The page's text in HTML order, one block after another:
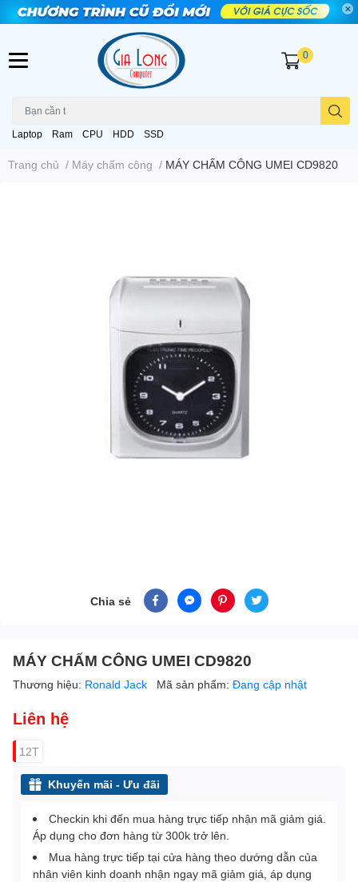
Laptop Ram CPU HDD SSD
0
Trang chủ / Máy chấm công / MÁY CHẤM CÔNG UMEI CD9820
Chia sẻ
MÁY CHẤM CÔNG UMEI CD9820
Thương hiệu: Ronald Jack Mã sản phẩm: Đang cập nhật
Liên hệ
12T
Khuyến mãi - Ưu đãi
Checkin khi đến mua hàng trực tiếp nhận mã giảm giá.
Áp dụng cho đơn hàng từ 300k trở lên.
Mua hàng trực tiếp tại cửa hàng theo dướng dẫn của
nhân viên kinh doanh nhận ngay mã giảm giá, áp dụng